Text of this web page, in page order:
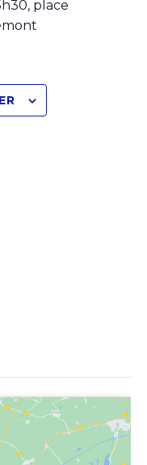
place